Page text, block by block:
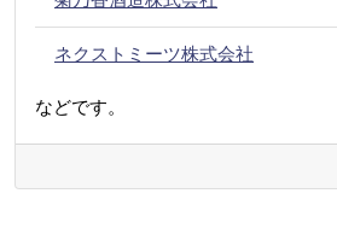
ネクストミーツ株式会社
などです。